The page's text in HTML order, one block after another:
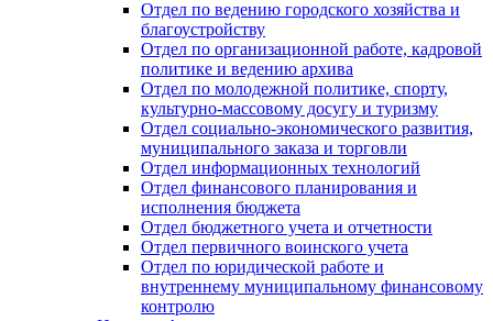
Отдел по ведению городского хозяйства и
благоустройству
Отдел по организационной работе, кадровой
политике и ведению архива
Отдел по молодежной политике, спорту,
культурно-массовому досугу и туризму
Отдел социально-экономического развития,
муниципального заказа и торговли
Отдел информационных технологий
Отдел финансового планирования и
исполнения бюджета
Отдел бюджетного учета и отчетности
Отдел первичного воинского учета
Отдел по юридической работе и
внутреннему муниципальному финансовому
контролю